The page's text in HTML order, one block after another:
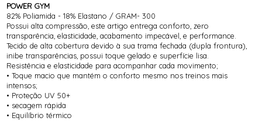
POWER GYM
82% Poliamida - 18% Elastano / GRAM- 300
Possui alta compressão, este artigo entrega conforto, zero
transparência, elasticidade, acabamento impecável, e performance.
Tecido de alta cobertura devido à sua trama fechada (dupla frontura),
inibe transparências, possui toque gelado e superfície lisa.
Resistência e elasticidade para acompanhar cada movimento;
• Toque macio que mantém o conforto mesmo nos treinos mais
intensos;
• Proteção UV 50+
• secagem rápida
• Equilíbrio térmico